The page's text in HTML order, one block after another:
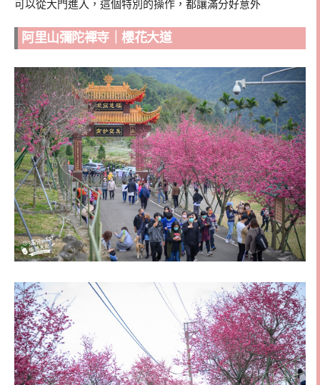
可以從大門進入，這個特別的操作，都讓滿分好意外
阿里山彌陀襌寺｜櫻花大道